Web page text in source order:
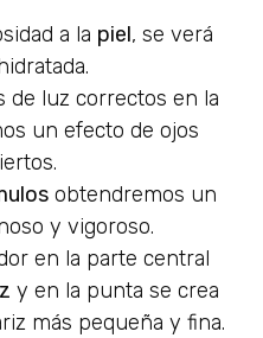
a la piel, se verá
de luz correctos en la
un efecto de ojos
obtendremos un
y vigoroso.
en la parte central
y en la punta se crea
más pequeña y fina.